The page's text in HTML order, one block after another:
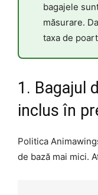
bagajele
măsurare.
taxa de
1. Bagajul
inclus în
Politica
de bază mai mici.